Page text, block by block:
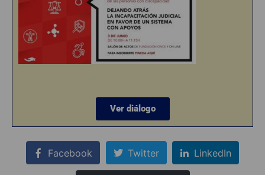
Ver diálogo
Facebook Twitter LinkedIn